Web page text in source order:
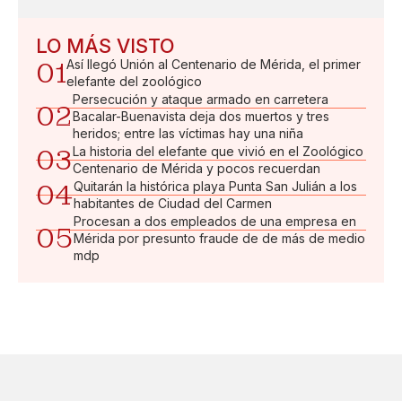
LO MÁS VISTO
01Así llegó Unión al Centenario de Mérida, el primer
elefante del zoológico
02
Persecución y ataque armado en carretera
Bacalar-Buenavista deja dos muertos y tres
heridos; entre las víctimas hay una niña
03La historia del elefante que vivió en el Zoológico
Centenario de Mérida y pocos recuerdan
04Quitarán la histórica playa Punta San Julián a los
habitantes de Ciudad del Carmen
05
Procesan a dos empleados de una empresa en
Mérida por presunto fraude de de más de medio
mdp